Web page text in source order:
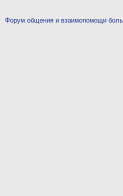
Форум общения и взаимопомощи